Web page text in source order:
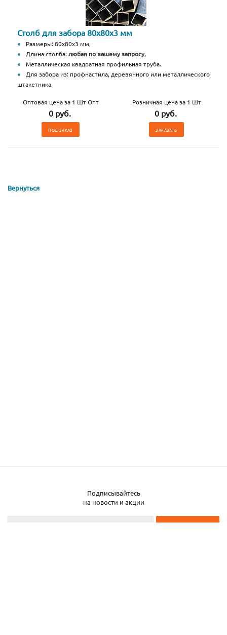
Столб для забора 80х80х3 мм
Размеры: 80х80х3 мм,
Длина столба:любая по вашему запросу,
Металлическая квадратная профильная труба.
Для забора из: профнастила, деревянного или металлического
штакетника.
Оптовая цена за 1 Шт Опт
0 руб.
ПОД ЗАКАЗ
Розничная цена за 1 Шт
0 руб.
ЗАКАЗАТЬ
Вернуться
Подписывайтесь
на новости и акции